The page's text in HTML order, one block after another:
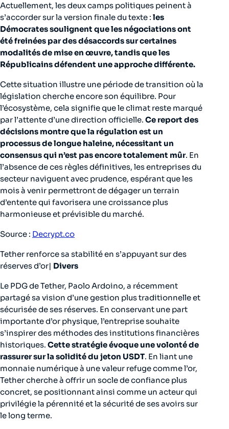
Actuellement, les deux camps politiques peinent à
s’accorder sur la version finale du texte : les
Démocrates soulignent que les négociations ont
été freinées par des désaccords sur certaines
modalités de mise en œuvre, tandis que les
Républicains défendent une approche différente.
Cette situation illustre une période de transition où la
législation cherche encore son équilibre. Pour
l’écosystème, cela signifie que le climat reste marqué
par l’attente d’une direction officielle. Ce report des
décisions montre que la régulation est un
processus de longue haleine, nécessitant un
consensus qui n’est pas encore totalement mûr. En
l’absence de ces règles définitives, les entreprises du
secteur naviguent avec prudence, espérant que les
mois à venir permettront de dégager un terrain
d’entente qui favorisera une croissance plus
harmonieuse et prévisible du marché.
Source : Decrypt.co
Tether renforce sa stabilité en s’appuyant sur des
réserves d’or| Divers
Le PDG de Tether, Paolo Ardoino, a récemment
partagé sa vision d’une gestion plus traditionnelle et
sécurisée de ses réserves. En conservant une part
importante d’or physique, l’entreprise souhaite
s’inspirer des méthodes des institutions financières
historiques. Cette stratégie évoque une volonté de
rassurer sur la solidité du jeton USDT. En liant une
monnaie numérique à une valeur refuge comme l’or,
Tether cherche à offrir un socle de confiance plus
concret, se positionnant ainsi comme un acteur qui
privilégie la pérennité et la sécurité de ses avoirs sur
le long terme.